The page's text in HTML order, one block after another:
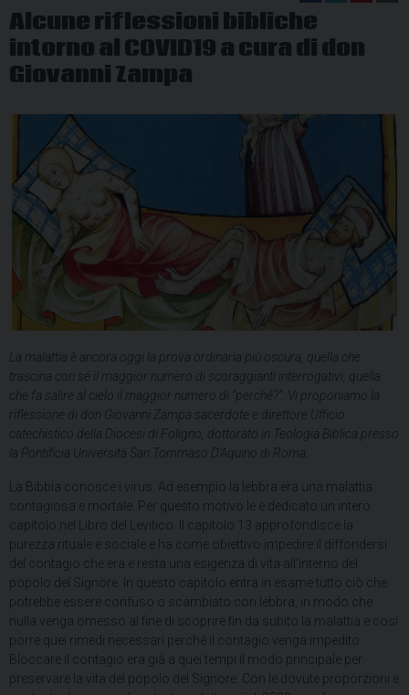
Alcune riflessioni bibliche
intorno al COVID19 a cura di don
Giovanni Zampa
La malattia è ancora oggi la prova ordinaria più oscura, quella che
trascina con sé il maggior numero di scoraggianti interrogativi, quella
che fa salire al cielo il maggior numero di “perché?”. Vi proponiamo la
riflessione di don Giovanni Zampa sacerdote e direttore Ufficio
catechistico della Diocesi di Foligno, dottorato in Teologia Biblica presso
la Pontificia Università San Tommaso D’Aquino di Roma.
La Bibbia conosce i virus. Ad esempio la lebbra era una malattia
contagiosa e mortale. Per questo motivo le è dedicato un intero
capitolo nel Libro del Levitico. Il capitolo 13 approfondisce la
purezza rituale e sociale e ha come obiettivo impedire il diffondersi
del contagio che era e resta una esigenza di vita all’interno del
popolo del Signore. In questo capitolo entra in esame tutto ciò che
potrebbe essere confuso o scambiato con lebbra, in modo che
nulla venga omesso al fine di scoprire fin da subito la malattia e così
porre quei rimedi necessari perché il contagio venga impedito.
Bloccare il contagio era già a quei tempi il modo principale per
preservare la vita del popolo del Signore. Con le dovute proporzioni e